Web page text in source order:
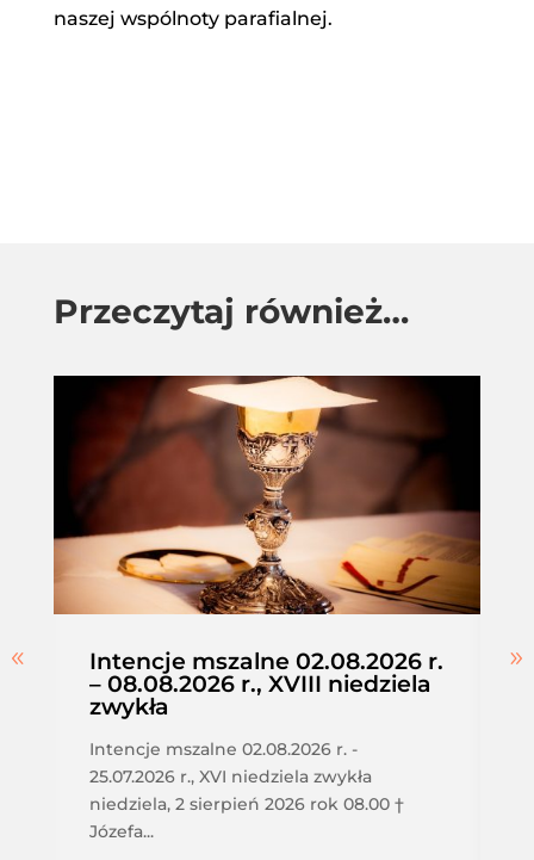
naszej wspólnoty parafialnej.
Przeczytaj również…
Intencje mszalne 02.08.2026 r.
– 08.08.2026 r., XVIII niedziela
zwykła
Intencje mszalne 02.08.2026 r. -
25.07.2026 r., XVI niedziela zwykła
niedziela, 2 sierpień 2026 rok 08.00 †
Józefa...